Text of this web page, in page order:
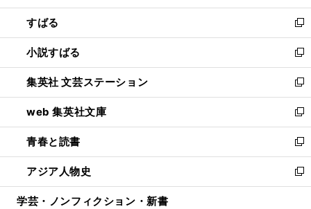
開
く
ウ
で
開
く
ン
ド
ウ
で
開
く
すばる
新
し
い
ウ
ィ
ン
ド
ウ
で
開
く
小説すばる
新
し
い
ウ
ィ
ン
ド
ウ
で
開
集英社 文芸ステーション
新
し
い
ウ
ィ
ン
ド
ウ
web 集英社文庫
新
し
い
ウ
ィ
ン
青春と読書
新
し
い
ウ
アジア人物史
新
し
学芸・ノンフィクション・新書